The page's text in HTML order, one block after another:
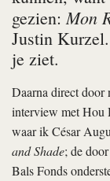
gezien:Mon
Justin
je ziet.
Daarna direct door
interview met Hou
waar ik César
and Shade; de
Bals Fonds